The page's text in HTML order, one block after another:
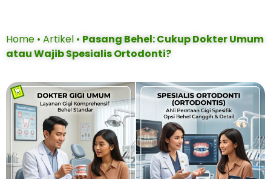
Home • Artikel • Pasang Behel: Cukup Dokter Umum
atau Wajib Spesialis Ortodonti?